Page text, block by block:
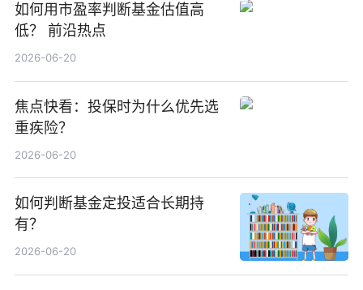
如何用市盈率判断基金估值高
低？ 前沿热点
2026-06-20
焦点快看：投保时为什么优先选
重疾险？
2026-06-20
如何判断基金定投适合长期持
有？
2026-06-20